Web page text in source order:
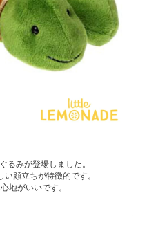
るみが登場しました。
顔立ちが特徴的です。
地がいいです。